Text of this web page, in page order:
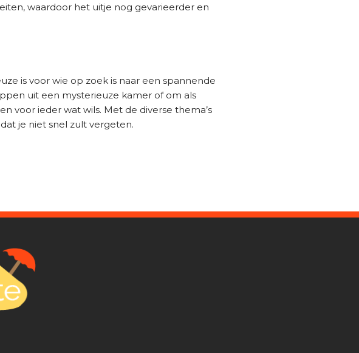
waardoor het uitje nog gevarieerder en
is voor wie op zoek is naar een spannende
uit een mysterieuze kamer of om als
voor ieder wat wils. Met de diverse thema’s
je niet snel zult vergeten.